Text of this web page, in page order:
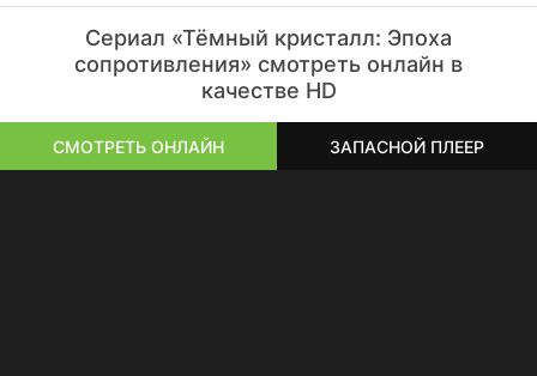
Сериал «Тёмный кристалл: Эпоха
сопротивления» смотреть онлайн в
качестве HD
СМОТРЕТЬ ОНЛАЙН ЗАПАСНОЙ ПЛЕЕР